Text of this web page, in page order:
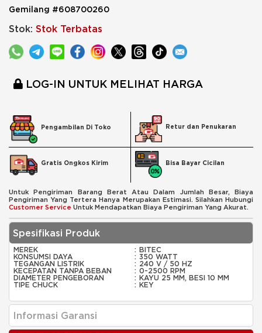
Gemilang #608700260
Stok: Stok Terbatas
LOG-IN UNTUK MELIHAT HARGA
Pengambilan Di Toko Retur dan Penukaran
Gratis Ongkos Kirim Bisa Bayar Cicilan
Untuk Pengiriman Barang Berat Atau Dalam Jumlah Besar, Biaya
Pengiriman Yang Tertera Hanya Merupakan Estimasi. Silahkan Hubungi
Customer Service Untuk Mendapatkan Biaya Pengiriman Yang Akurat.
Spesifikasi Produk
MEREK : BITEC
KONSUMSI DAYA
: 350 WATT
TEGANGAN LISTRIK
: 240 V / 50 HZ
KECEPATAN TANPA BEBAN
: 0-2500 RPM
DIAMETER PENGEBORAN
: KAYU 25 MM, BESI 10 MM
TIPE CHUCK
: KEY
Informasi Garansi